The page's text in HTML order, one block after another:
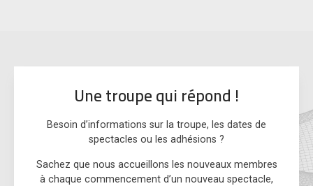
Une troupe qui répond !
Besoin d’informations sur la troupe, les dates de
spectacles ou les adhésions ?
Sachez que nous accueillons les nouveaux membres
à chaque commencement d’un nouveau spectacle,